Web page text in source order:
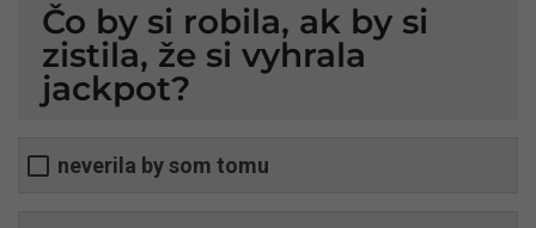
Čo by si robila, ak by si
zistila, že si vyhrala
jackpot?
neverila by som tomu